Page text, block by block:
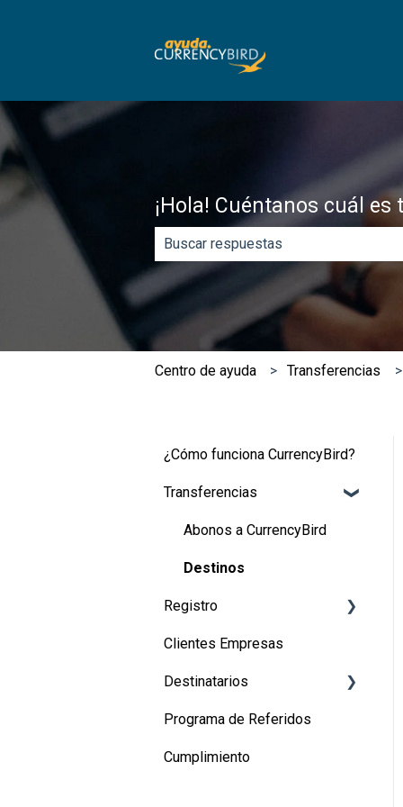
¡Hola! Cuéntanos cuál es
No hay sugerencias porque el
​Centro de ayuda Transferencias
¿Cómo funciona CurrencyBird?
Transferencias
Abonos a CurrencyBird
Destinos
Registro
Registro de usuarios
Registro de empresas
Clientes Empresas
Destinatarios
Canadá
Estados Unidos
Programa de Referidos
Cumplimiento